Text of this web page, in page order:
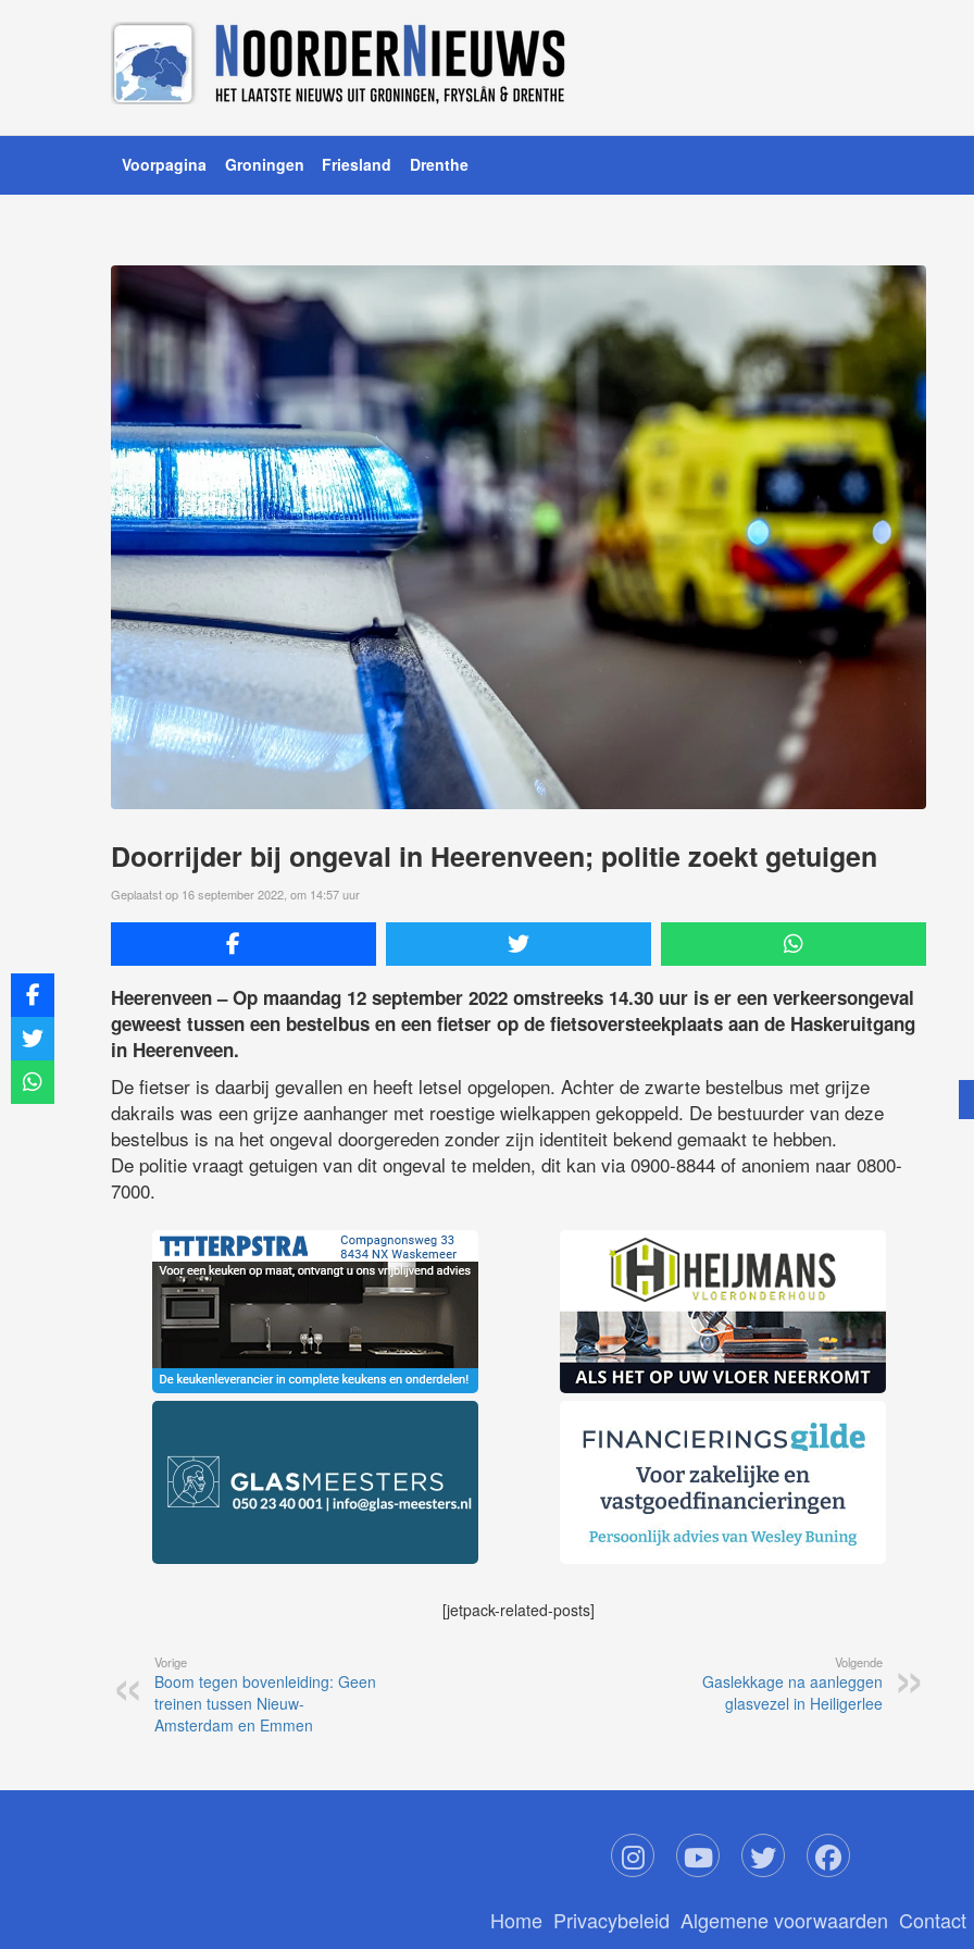
Voorpagina Groningen Friesland Drenthe
Doorrijder bij ongeval in Heerenveen; politie zoekt getuigen
Geplaatst op 16 september 2022, om 14:57 uur
Heerenveen – Op maandag 12 september 2022 omstreeks 14.30 uur is er een verkeersongeval
geweest tussen een bestelbus en een fietser op de fietsoversteekplaats aan de Haskeruitgang
in Heerenveen.
De fietser is daarbij gevallen en heeft letsel opgelopen. Achter de zwarte bestelbus met grijze
dakrails was een grijze aanhanger met roestige wielkappen gekoppeld. De bestuurder van deze
bestelbus is na het ongeval doorgereden zonder zijn identiteit bekend gemaakt te hebben.
De politie vraagt getuigen van dit ongeval te melden, dit kan via 0900-8844 of anoniem naar 0800-
7000.
[jetpack-related-posts]
Vorige
Boom tegen bovenleiding: Geen
treinen tussen Nieuw-
Amsterdam en Emmen
Volgende
Gaslekkage na aanleggen
glasvezel in Heiligerlee
Home Privacybeleid Algemene voorwaarden Contact